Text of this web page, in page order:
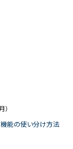
）
機能の使い分け方法